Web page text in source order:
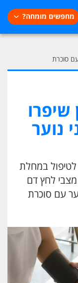
מחפשים מומחה?
סוכרת
שיפרו
נוער
במחלת
מסוג 2, שיפרה מצבי לחץ דם
עם סוכרת